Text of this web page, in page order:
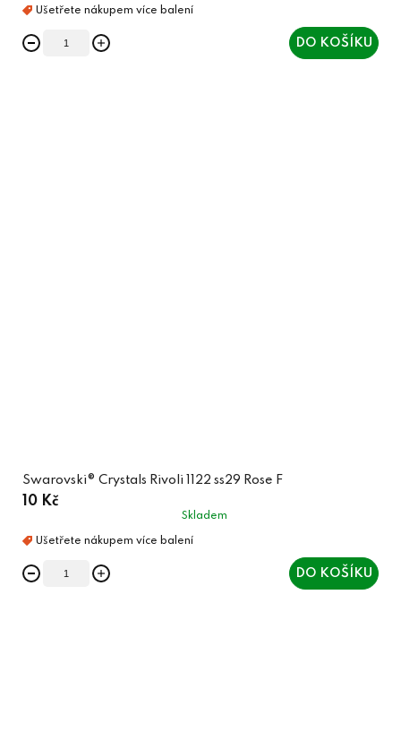
DO KOŠÍKU
Swarovski® Crystals Rivoli 1122 ss29 Rose F
10 Kč
Skladem
DO KOŠÍKU